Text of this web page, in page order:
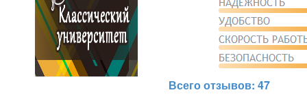
Всего отзывов: 47